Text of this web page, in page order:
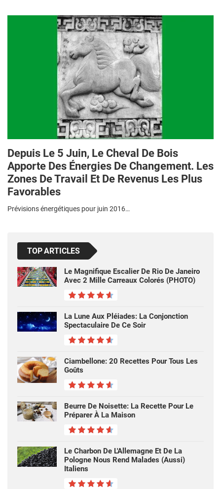
Depuis Le 5 Juin, Le Cheval De Bois
Apporte Des Énergies De Changement. Les
Zones De Travail Et De Revenus Les Plus
Favorables
Prévisions énergétiques pour juin 2016…
TOP ARTICLES
Le Magnifique Escalier De Rio De Janeiro
Avec 2 Mille Carreaux Colorés (PHOTO)
La Lune Aux Pléiades: La Conjonction
Spectaculaire De Ce Soir
Ciambellone: ​​20 Recettes Pour Tous Les
Goûts
Beurre De Noisette: La Recette Pour Le
Préparer À La Maison
Le Charbon De L'Allemagne Et De La
Pologne Nous Rend Malades (aussi)
Italiens